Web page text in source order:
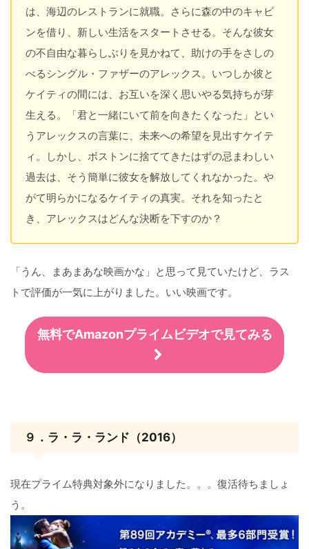
は、海辺のレストランに就職。さらに森の中のキャビ
ンを借り、新しい生活をスタートさせる。そんな彼女
の不自由な暮らしぶりを見かねて、助けの手をさしの
べるシングル・ファザーのアレックス。いつしか彼と
ケイティの間には、お互いを深く思いやる気持ちが芽
生える。「君と一緒にいて前を向きたくなった」とい
うアレックスの言葉に、未来への希望を見出すケイテ
ィ。しかし、ボストンに捨ててきたはずの忌まわしい
過去は、そう簡単に彼女を解放してくれなかった。や
がて明らかになるケイティの真実。それを知ったと
き、アレックスはどんな決断を下すのか？
「うん、まあまあな映画かな」と思って見ていたけど、ラス
トで評価が一気に上がりました。いい映画です。
無料でAmazonプライムビデオで見てみる
９．ラ・ラ・ランド（2016）
現在プライム特典対象外になりました。。。復活待ちましょ
う。